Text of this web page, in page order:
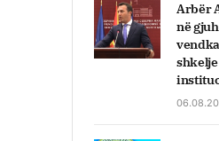
Arbër
në